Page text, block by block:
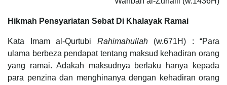
Hikmah Pensyariatan Sebat Di Khalayak Ramai
Kata Imam al-Qurtubi Rahimahullah(w.671H) : “Para
ulama berbeza pendapat tentang maksud kehadiran orang
yang ramai. Adakah maksudnya berlaku hanya kepada
para penzina dan menghinanya dengan kehadiran orang